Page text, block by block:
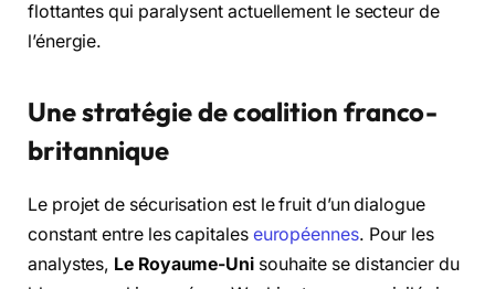
flottantes qui paralysent actuellement le secteur de
l’énergie.
Une stratégie de coalition franco-
britannique
Le projet de sécurisation est le fruit d’un dialogue
constant entre les capitales européennes. Pour les
analystes, Le Royaume-Uni souhaite se distancier du